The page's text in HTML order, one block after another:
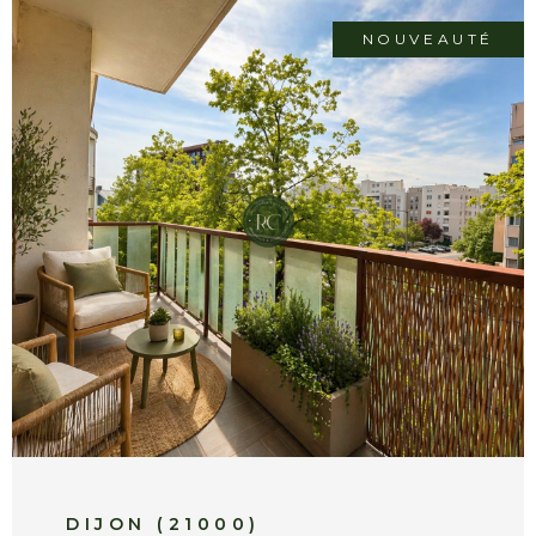
cuisine équipée ouverte sur salon-séjour,
d’une chambre, d’un dressing pouvant
aisément être aménagé en troisième
chambre, d’une salle d’eau, d’un WC
indépendant ainsi que d’une buanderie. À
l’étage, une mezzanine à usage de bureau
offre un espace de travail ou de détente,
complétée par une seconde chambre, un
dressing et une salle d’eau avec WC.
L’ensemble dégage une atmosphère
chaleureuse aux volumes généreux, en
hyper-centre, tout en conservant une vraie
sensation de tranquillité. Un bien singulier et
recherché, alliant emplacement, confort et
caractère, au sein de l’un des secteurs les
plus emblématiques de Dijon. En annexes :
deux garages fermés. Possibilité d’acquérir
un troisième garage en supplément. Les
place Bossuet Environnement calme et
DIJON (21000)
NOUVEAUTÉ
VOIR LE BIEN